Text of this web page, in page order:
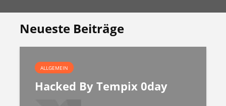
Neueste Beiträge
ALLGEMEIN
Hacked By Tempix 0day